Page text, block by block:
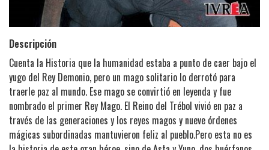
Descripción
Cuenta la Historia que la humanidad estaba a punto de caer bajo el
yugo del Rey Demonio, pero un mago solitario lo derrotó para
traerle paz al mundo. Ese mago se convirtió en leyenda y fue
nombrado el primer Rey Mago. El Reino del Trébol vivió en paz a
través de las generaciones y los reyes magos y nueve órdenes
mágicas subordinadas mantuvieron feliz al pueblo.Pero esta no es